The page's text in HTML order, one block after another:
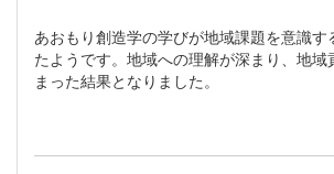
あおもり創造学の学びが地域課題を意識す
たようです。地域への理解が深まり、地域
まった結果となりました。